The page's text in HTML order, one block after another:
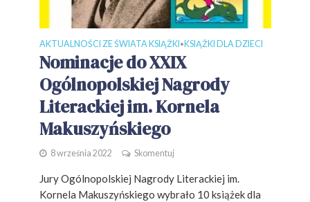
AKTUALNOŚCI ZE ŚWIATA KSIĄŻKI • KSIĄŻKI DLA DZIECI
Nominacje do XXIX
Ogólnopolskiej Nagrody
Literackiej im. Kornela
Makuszyńskiego
8 września 2022 Skomentuj
Jury Ogólnopolskiej Nagrody Literackiej im.
Kornela Makuszyńskiego wybrało 10 książek dla